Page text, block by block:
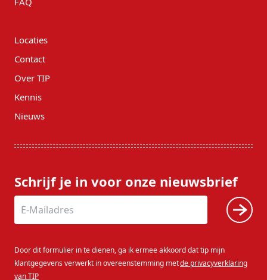
Locaties
Contact
Over TIP
Kennis
Nieuws
Schrijf je in voor onze nieuwsbrief
Door dit formulier in te dienen, ga ik ermee akkoord dat tip mijn
klantgegevens verwerkt in overeenstemming metde privacyverklaring
van TIP